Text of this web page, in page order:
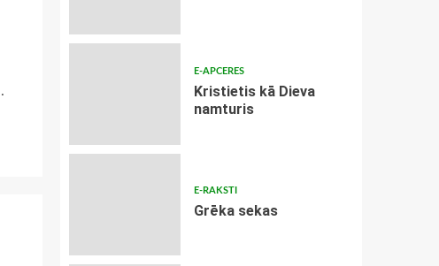
E-APCERES
Kristietis kā Dieva
namturis
E-RAKSTI
Grēka sekas